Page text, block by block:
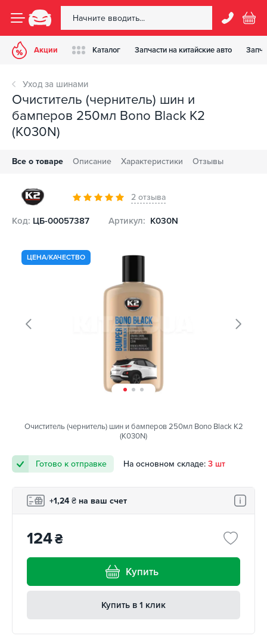
Акции Каталог Запчасти на китайские авто
Уход за шинами
Очиститель (чернитель) шин и
бамперов 250мл Bono Black K2
(K030N)
Все о товаре Описание Характеристики Отзывы
2 отзыва
Код: ЦБ-00057387 Артикул: K030N
ЦЕНА/КАЧЕСТВО
Очиститель (чернитель) шин и бамперов 250мл Bono Black K2
(K030N)
Готово к отправке На основном складе: 3 шт
+1,24 ₴ на ваш счет
124₴
Купить
Купить в 1 клик